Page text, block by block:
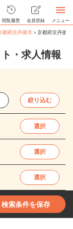
閲覧履歴 会員登録 メニュー
都府京丹後市＞京都府京丹後
・求人情報
絞り込む
選択
選択
選択
検索条件を保存